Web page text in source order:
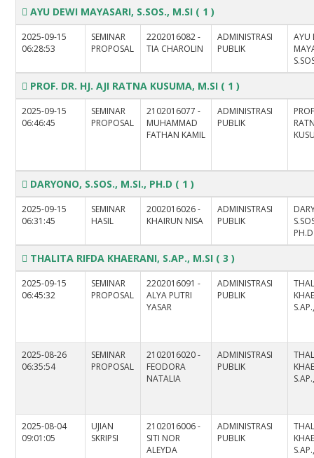
AYU DEWI MAYASARI, S.SOS., M.SI ( 1 )
2025-09-15
06:28:53
SEMINAR
PROPOSAL
2202016082 -
TIA CHAROLIN
ADMINISTRASI
PUBLIK
AYU
PROF. DR. HJ. AJI RATNA KUSUMA, M.SI ( 1 )
2025-09-15
06:46:45
SEMINAR
PROPOSAL
2102016077 -
MUHAMMAD
FATHAN KAMIL
ADMINISTRASI
PUBLIK
DARYONO, S.SOS., M.SI., PH.D ( 1 )
2025-09-15
06:31:45
SEMINAR
HASIL
2002016026 -
KHAIRUN NISA
ADMINISTRASI
PUBLIK
PH.D
THALITA RIFDA KHAERANI, S.AP., M.SI ( 3 )
2025-09-15
06:45:32
SEMINAR
PROPOSAL
2202016091 -
ALYA PUTRI
YASAR
ADMINISTRASI
PUBLIK
2025-08-26
06:35:54
SEMINAR
PROPOSAL
2102016020 -
FEODORA
NATALIA
ADMINISTRASI
PUBLIK
2025-08-04
09:01:05
UJIAN
SKRIPSI
2102016006 -
SITI NOR
ALEYDA
ADMINISTRASI
PUBLIK